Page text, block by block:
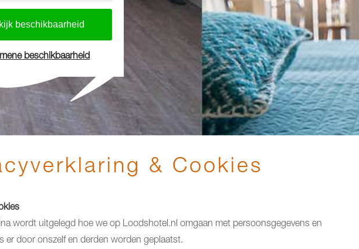
beschikbaarheid
& Cookies
wordt uitgelegd hoe we op Loodshotel.nl omgaan met persoonsgegevens en
er door onszelf en derden worden geplaatst.